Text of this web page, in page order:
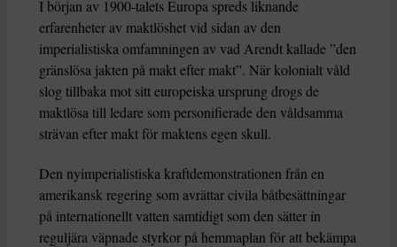
I början av 1900-talets Europa spreds liknande
erfarenheter av maktlöshet vid sidan av den
imperialistiska omfamningen av vad Arendt kallade ”den
gränslösa jakten på makt efter makt”. När kolonialt våld
slog tillbaka mot sitt europeiska ursprung drogs de
maktlösa till ledare som personifierade den våldsamma
strävan efter makt för maktens egen skull.
Den nyimperialistiska kraftdemonstrationen från en
amerikansk regering som avrättar civila båtbesättningar
på internationellt vatten samtidigt som den sätter in
reguljära väpnade styrkor på hemmaplan för att bekämpa